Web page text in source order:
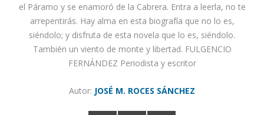
el Páramo y se enamoró de la Cabrera. Entra a leerla, no te
arrepentirás. Hay alma en esta biografía que no lo es,
siéndolo; y disfruta de esta novela que lo es, siéndolo.
También un viento de monte y libertad. FULGENCIO
FERNÁNDEZ Periodista y escritor
Autor: JOSÉ M. ROCES SÁNCHEZ